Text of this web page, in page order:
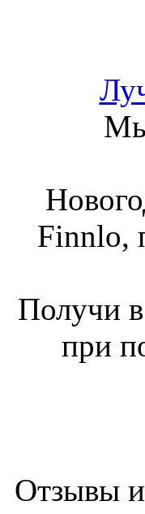
Мы
Finnlo,
Получи
при
Отзывы